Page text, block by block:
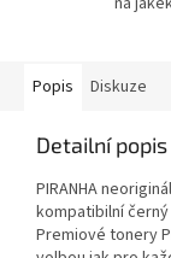
Popis Diskuze
Detailní
PIRANHA
kompatibilní černý
Premiové tonery